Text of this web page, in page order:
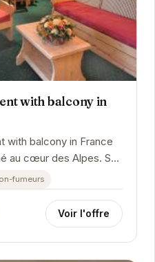
with balcony in
with balcony in France
au cœur des Alpes. Son
un accès...
fumeurs
Voir l'offre